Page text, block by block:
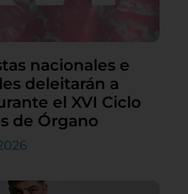
nacionales e
deleitarán a
el XVI Ciclo
de Órgano